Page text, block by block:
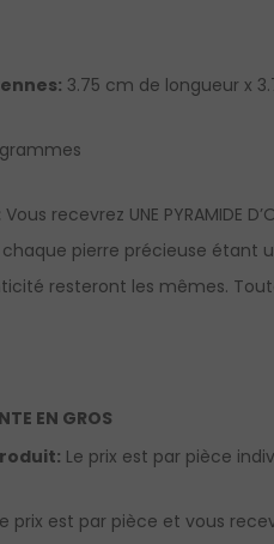
3.75 cm de longueur x
Vous recevrez UNE
pierre précieuse étant
resteront les mêmes.
EN GROS
Le prix est par pièce
prix est par pièce et vous